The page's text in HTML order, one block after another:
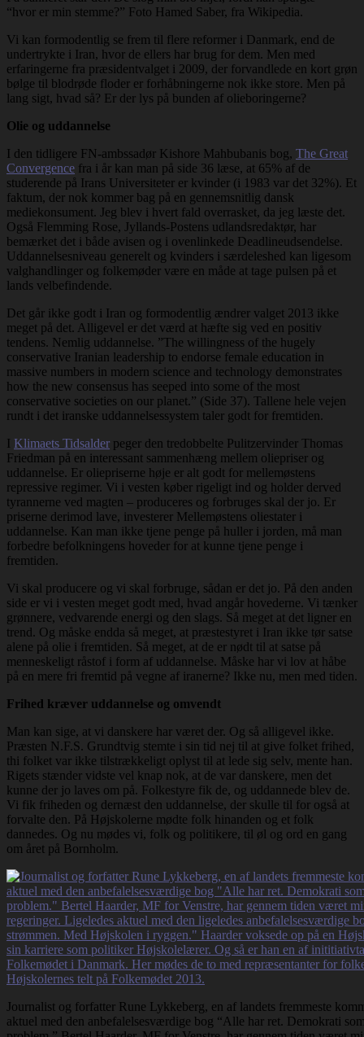
“hvor er min stemme?” Foto Hamed Saber, fra Wikipedia.
Vi kan formodentlig se frem til flere reformer i Danmark, end de
undertrykte i Iran, hvor de ellers har brug for dem. Men med
erfaringerne fra præsidentvalget i 2009, der forvandlede en kort grøn
bølge til blodrøde floder er forhåbningerne nok ikke store. Men på
lang sigt, hvad så? Er der lys på bunden af olieboringerne?
Olie og uddannelse
I den tidligere FN-ambssadør Kishore Mahbubanis bog, The Great
Convergence fra i år kan man på side 36 læse, at 65% af de
studerende på Irans Universiteter er kvinder (i 1983 var det 32%). Et
faktum, der nok kommer bag på en gennemsnitlig dansk
mediekonsument. Jeg blev i hvert fald overrasket, da jeg læste det.
Også Flemming Rose, Jyllands-Postens udlandsredaktør, har
bemærket det i både avisen og i ovenlinkede Deadlineudsendelse.
Uddannelsesniveau generelt og kvinders i særdeleshed kan ligesom
valghandlinger og folkemøder være en måde at tage pulsen på et
lands velbefindende.
Det går ikke godt i Iran og formodentlig ændrer valget 2013 ikke
meget på det. Alligevel er det værd at hæfte sig ved en positiv
tendens. Nemlig uddannelse. ”The willingness of the hugely
conservative Iranian leadership to endorse female education in
massive numbers in modern science and technology demonstrates
how the new consensus has seeped into some of the most
conservative societies on our planet.” (Side 37). Tallene hele vejen
rundt i det iranske uddannelsessystem taler godt for fremtiden.
I Klimaets Tidsalder peger den tredobbelte Pulitzervinder Thomas
Friedman på en interessant sammenhæng mellem oliepriser og
uddannelse. Er oliepriserne høje er alt godt for mellemøstens
repressive regimer. Vi i vesten køber rigeligt ind og holder derved
tyrannerne ved magten – produceres og forbruges skal der jo. Er
priserne derimod lave, investerer Mellemøstens oliestater i
uddannelse. Kan man ikke tjene penge på huller i jorden, må man
forbedre befolkningens hoveder for at kunne tjene penge i
fremtiden.
Vi skal producere og vi skal forbruge, sådan er det jo. På den anden
side er vi i vesten meget godt med, hvad angår hovederne. Vi tænker
grønnere, vedvarende energi og den slags. Så meget at det ligner en
trend. Og måske endda så meget, at præstestyret i Iran ikke tør satse
alene på olie i fremtiden. Så meget, at de er nødt til at satse på
menneskeligt råstof i form af uddannelse. Måske har vi lov at håbe
på en mere fri fremtid på vegne af iranerne? Ikke nu, men med tiden.
Frihed kræver uddannelse og omvendt
Man kan sige, at vi danskere har været der. Og så alligevel ikke.
Præsten N.F.S. Grundtvig stemte i sin tid nej til at give folket frihed,
thi folket var ikke tilstrækkeligt oplyst til at lede sig selv, mente han.
Rigets stænder vidste vel knap nok, at de var danskere, men det
kunne der jo laves om på. Folkestyre fik de, og uddannede blev de.
Vi fik friheden og dernæst den uddannelse, der skulle til for også at
forvalte den. På Højskolerne mødte folk hinanden og et folk
dannedes. Og nu mødes vi, folk og politikere, til øl og ord en gang
om året på Bornholm.
Journalist og forfatter Rune Lykkeberg, en af landets fremmeste
aktuel med den anbefalelsesværdige bog “Alle har ret. Demokrati